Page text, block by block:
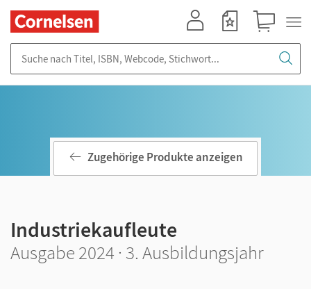
Zugehörige Produkte anzeigen
Industriekaufleute
Ausgabe 2024 · 3. Ausbildungsjahr